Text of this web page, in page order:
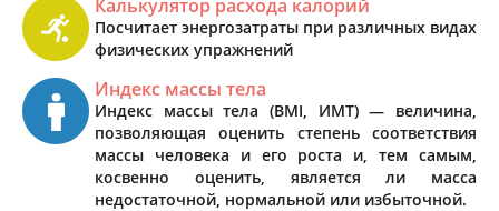
Калькулятор расхода калорий
Посчитает энергозатраты при различных видах
физических упражнений
Индекс массы тела
Индекс массы тела (BMI, ИМТ) — величина,
позволяющая оценить степень соответствия
массы человека и его роста и, тем самым,
косвенно оценить, является ли масса
недостаточной, нормальной или избыточной.